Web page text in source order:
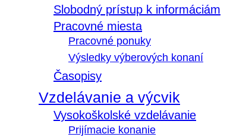
Slobodný prístup k informáciám
Pracovné miesta
Pracovné ponuky
Výsledky výberových konaní
Časopisy
Vzdelávanie a výcvik
Vysokoškolské vzdelávanie
Prijímacie konanie